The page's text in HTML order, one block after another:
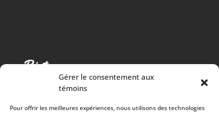
Gérer le consentement aux
témoins
Pour offrir les meilleures expériences, nous utilisons des technologies